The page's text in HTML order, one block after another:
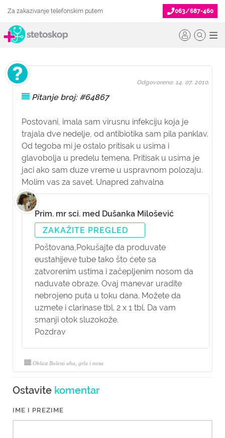
Za zakazivanje telefonskim putem 063/687-460
Pitanje broj: #64867
Postovani, imala sam virusnu infekciju koja je
trajala dve nedelje, od antibiotika sam pila panklav.
Od tegoba mi je ostalo pritisak u usima i
glavobolja u predelu temena. Pritisak u usima je
jaci ako sam duze vreme u uspravnom polozaju.
Molim vas za savet. Unapred zahvalna
Odgovoreno: 14. 07. 2010.
Prim. mr sci. med Dušanka Milošević
ZAKAŽITE PREGLED
Poštovana,Pokušajte da produvate
eustahijeve tube tako što ćete sa
zatvorenim ustima i začepljenim nosom da
naduvate obraze. Ovaj manevar uradite
nebrojeno puta u toku dana. Možete da
uzmete i clarinase tbl. 2 x 1 tbl. Da vam
smanji otok sluzokože.
Pozdrav
Oblast Bolesti uha, grla i nosa
Ostavite komentar
IME I PREZIME